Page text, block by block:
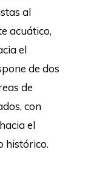
al
acuático,
el
de dos
de
con
el
histórico.